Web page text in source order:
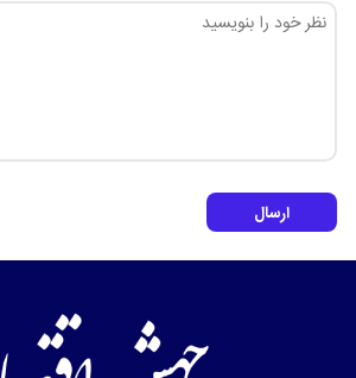
ارسال